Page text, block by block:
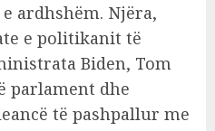
ardhshëm. Njëra,
e politikanit të
Biden, Tom
parlament dhe
të pashpallur me